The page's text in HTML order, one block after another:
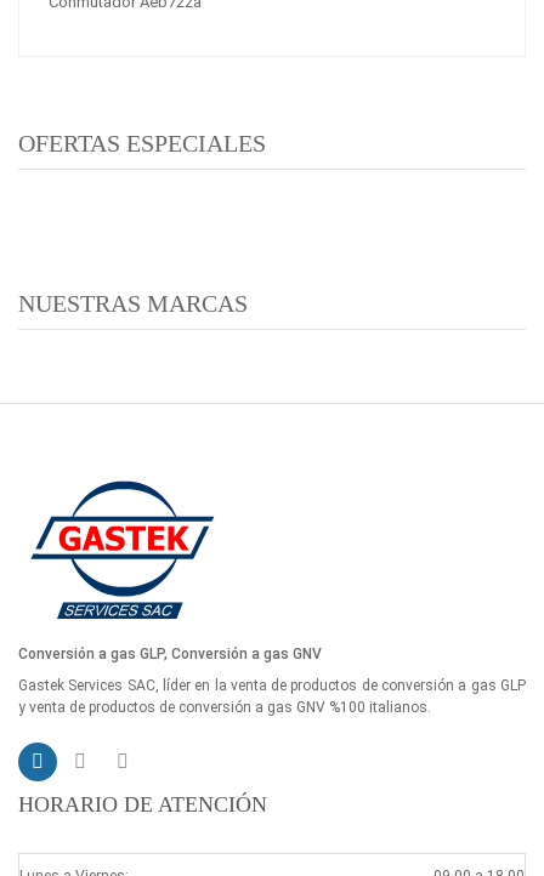
OFERTAS ESPECIALES
NUESTRAS MARCAS
Conversión a gas GLP, Conversión a gas GNV
Gastek Services SAC, líder en la venta de productos de conversión a gas GLP
y venta de productos de conversión a gas GNV %100 italianos.
HORARIO DE ATENCIÓN